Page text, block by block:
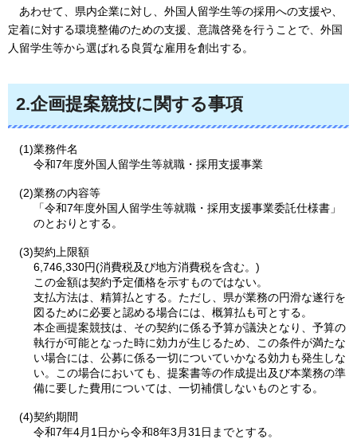
あわせて、県内企業に対し、外国人留学生等の採用への支援や、
定着に対する環境整備のための支援、意識啓発を行うことで、外国
人留学生等から選ばれる良質な雇用を創出する。
2.企画提案競技に関する事項
(1)業務件名
令和7年度外国人留学生等就職・採用支援事業
(2)業務の内容等
「令和7年度外国人留学生等就職・採用支援事業委託仕様書」
のとおりとする。
(3)契約上限額
6,746,330円(消費税及び地方消費税を含む。)
この金額は契約予定価格を示すものではない。
支払方法は、精算払とする。ただし、県が業務の円滑な遂行を
図るために必要と認める場合には、概算払も可とする。
本企画提案競技は、その契約に係る予算が議決となり、予算の
執行が可能となった時に効力が生じるため、この条件が満たな
い場合には、公募に係る一切についていかなる効力も発生しな
い。この場合においても、提案書等の作成提出及び本業務の準
備に要した費用については、一切補償しないものとする。
(4)契約期間
令和7年4月1日から令和8年3月31日までとする。